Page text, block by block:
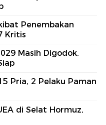
Penembakan
Kritis
Masih Digodok,
Pria, 2 Pelaku Paman
di Selat Hormuz,